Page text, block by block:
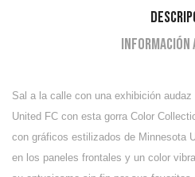
Información
Sal a la calle con una exhibición
United FC con esta gorra Color
con gráficos estilizados de Minnesota
en los paneles frontales y un color